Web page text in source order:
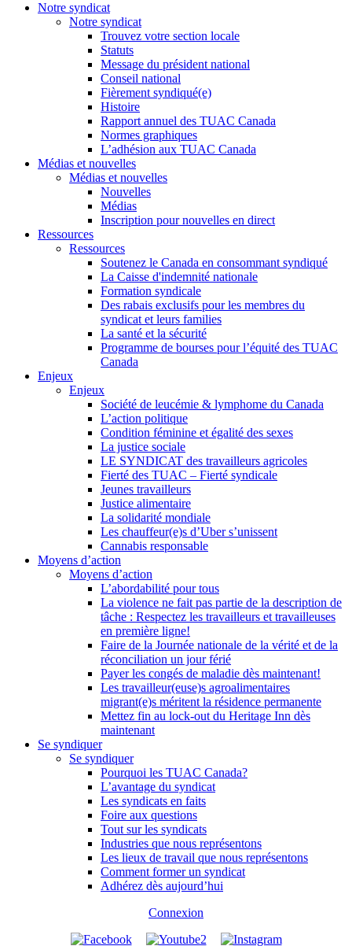
Notre syndicat
Notre syndicat
Trouvez votre section locale
Statuts
Message du président national
Conseil national
Fièrement syndiqué(e)
Histoire
Rapport annuel des TUAC Canada
Normes graphiques
L’adhésion aux TUAC Canada
Médias et nouvelles
Médias et nouvelles
Nouvelles
Médias
Inscription pour nouvelles en direct
Ressources
Ressources
Soutenez le Canada en consommant syndiqué
La Caisse d'indemnité nationale
Formation syndicale
Des rabais exclusifs pour les membres du
syndicat et leurs families
La santé et la sécurité
Programme de bourses pour l’équité des TUAC
Canada
Enjeux
Enjeux
Société de leucémie & lymphome du Canada
L’action politique
Condition féminine et égalité des sexes
La justice sociale
LE SYNDICAT des travailleurs agricoles
Fierté des TUAC – Fierté syndicale
Jeunes travailleurs
Justice alimentaire
La solidarité mondiale
Les chauffeur(e)s d’Uber s’unissent
Cannabis responsable
Moyens d’action
Moyens d’action
L’abordabilité pour tous
La violence ne fait pas partie de la description de
tâche : Respectez les travailleurs et travailleuses
en première ligne!
Faire de la Journée nationale de la vérité et de la
réconciliation un jour férié
Payer les congés de maladie dès maintenant!
Les travailleur(euse)s agroalimentaires
migrant(e)s méritent la résidence permanente
Mettez fin au lock-out du Heritage Inn dès
maintenant
Se syndiquer
Se syndiquer
Pourquoi les TUAC Canada?
L’avantage du syndicat
Les syndicats en faits
Foire aux questions
Tout sur les syndicats
Industries que nous représentons
Les lieux de travail que nous représentons
Comment former un syndicat
Adhérez dès aujourd’hui
Connexion